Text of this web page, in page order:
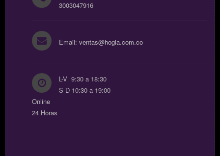
3003047916
Email: ventas@hogla.com.co
L-V 9:30 a 18:30
S-D 10:30 a 19:00
Online
24 Horas